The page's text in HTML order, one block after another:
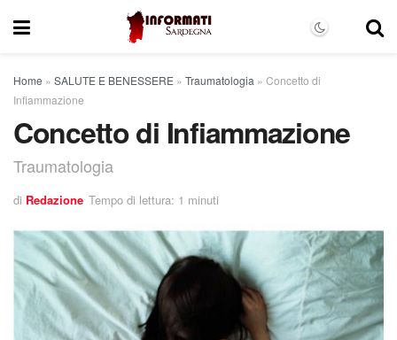
Home » SALUTE E BENESSERE » Traumatologia » Concetto di
Infiammazione
Concetto di Infiammazione
Traumatologia
di Redazione Tempo di lettura: 1 minuti